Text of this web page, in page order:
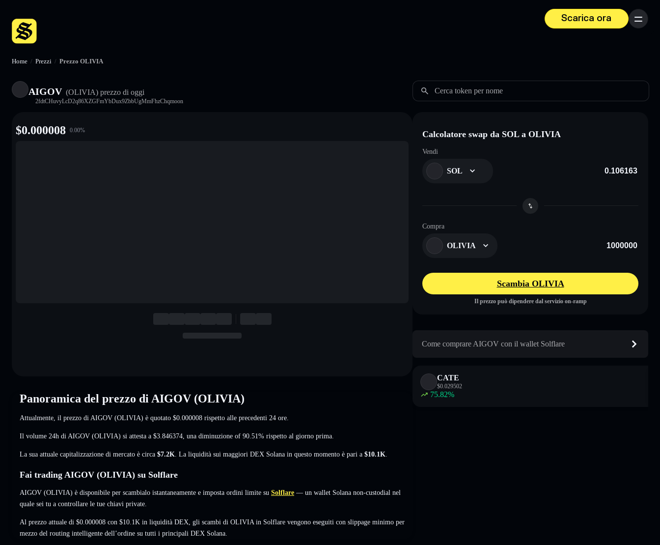
Scarica ora
Menu
Home / Prezzi / Prezzo OLIVIA
AIGOV (OLIVIA) prezzo di oggi
2fdtCHuvyLcD2q86XZGFmYbDux9ZbbUgMmFhzChqmoon
Cerca token per nome
$0.000008 0.00%
Panoramica del prezzo di AIGOV (OLIVIA)
Attualmente, il prezzo di AIGOV (OLIVIA) è quotato $0.000008 rispetto alle precedenti 24 ore.
Il volume 24h di AIGOV (OLIVIA) si attesta a $3.846374 una diminuzione of 90.51% rispetto al giorno prima.
La sua attuale capitalizzazione di mercato è circa $7.2K . La liquidità sui maggiori DEX Solana in questo momento è pari a $10.1K
Fai trading AIGOV (OLIVIA) su Solflare
AIGOV (OLIVIA) è disponibile per scambialo istantaneamente e imposta ordini limite su Solflare — un wallet Solana non-custodial nel
quale sei tu a controllare le tue chiavi private.
Al prezzo attuale di $0.000008 con $10.1K in liquidità DEX, gli scambi di OLIVIA in Solflare vengono eseguiti con slippage minimo per
mezzo del routing intelligente dell’ordine su tutti i principali DEX Solana.
Calcolatore swap da SOL a OLIVIA
Vendi
SOL
Compra
OLIVIA
Scambia OLIVIA
Il prezzo può dipendere dal servizio on-ramp
Come comprare AIGOV con il wallet Solflare
CATE
$0.029502
75.82%